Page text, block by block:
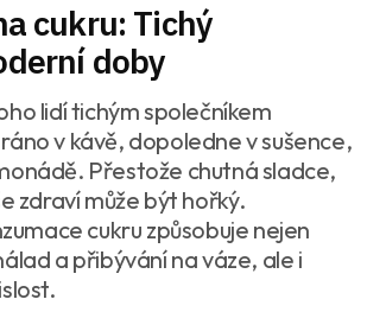
cukru: Tichý
doby
lidí tichým společníkem
v kávě, dopoledne v sušence,
Přestože chutná sladce,
zdraví může být hořký.
cukru způsobuje nejen
a přibývání na váze, ale i